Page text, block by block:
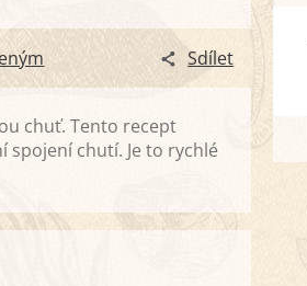
Sdílet
chuť. Tento recept
spojení chutí. Je to rychlé